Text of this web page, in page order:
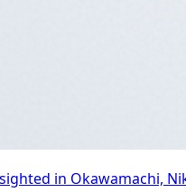
in Okawamachi,